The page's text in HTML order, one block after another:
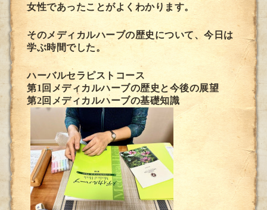
女性であったことがよくわかります。
そのメディカルハーブの歴史について、今日は
学ぶ時間でした。
ハーバルセラピストコース
第1回メディカルハーブの歴史と今後の展望
第2回メディカルハーブの基礎知識